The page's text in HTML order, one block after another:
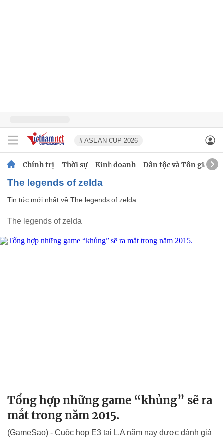
# ASEAN CUP 2026
Chính trị Thời sự Kinh doanh Dân tộc và Tôn giáo
The legends of zelda
Tin tức mới nhất về The legends of zelda
The legends of zelda
Tổng hợp những game “khủng” sẽ ra
mắt trong năm 2015.
(GameSao) - Cuộc họp E3 tại L.A năm nay được đánh giá